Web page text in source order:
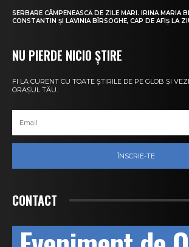
SERBARE CÂMPENEASCĂ DE ZILE MARI. IRINA MARIA
CONSTANTIN ȘI LAVINIA BÎRSOGHE, CAP DE AFIȘ LA
NU PIERDE NICIO ȘTIRE
FI LA CURENT CU TOATE ȘTIRILE DE PE GLOB ȘI
ORAȘUL TĂU.
ÎNSCRIE-TE
CONTACT